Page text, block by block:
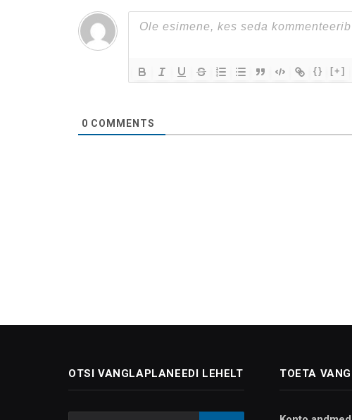
{} [+]
0 COMMENTS
OTSI VANGLAPLANEEDI LEHELT TOETA